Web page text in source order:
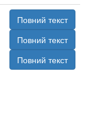
Повний текст
Повний текст
Повний текст